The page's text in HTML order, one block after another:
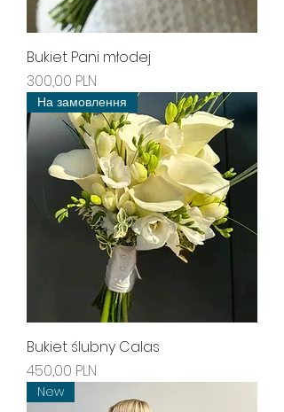
Bukiet Pani młodej
Ціна
300,00 PLN
На замовлення
Bukiet ślubny Calas
Ціна
450,00 PLN
New